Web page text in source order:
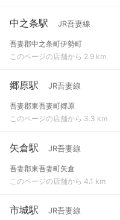
中之条駅 JR吾妻線
吾妻郡中之条町伊勢町
このページの店舗から 2.9 km
郷原駅 JR吾妻線
吾妻郡東吾妻町郷原
このページの店舗から 3.3 km
矢倉駅 JR吾妻線
吾妻郡東吾妻町矢倉
このページの店舗から 4.1 km
市城駅 JR吾妻線